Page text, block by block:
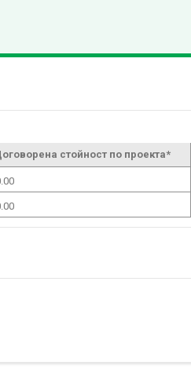
стойност по проекта*